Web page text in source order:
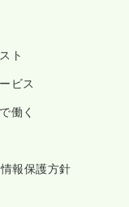
ト
ビス
働く
報保護方針